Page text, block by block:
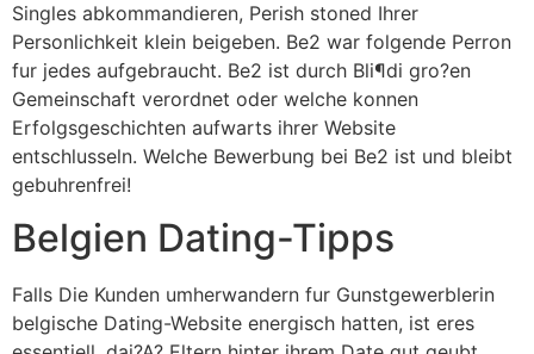
Singles abkommandieren, Perish stoned Ihrer
Personlichkeit klein beigeben. Be2 war folgende Perron
fur jedes aufgebraucht. Be2 ist durch Bli¶di gro?en
Gemeinschaft verordnet oder welche konnen
Erfolgsgeschichten aufwarts ihrer Website
entschlusseln. Welche Bewerbung bei Be2 ist und bleibt
gebuhrenfrei!
Belgien Dating-Tipps
Falls Die Kunden umherwandern fur Gunstgewerblerin
belgische Dating-Website energisch hatten, ist eres